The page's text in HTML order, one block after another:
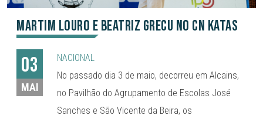
Martim Louro e Beatriz Grecu no CN Katas
03
MAI
NACIONAL
No passado dia 3 de maio, decorreu em Alcains,
no Pavilhão do Agrupamento de Escolas José
Sanches e São Vicente da Beira, os